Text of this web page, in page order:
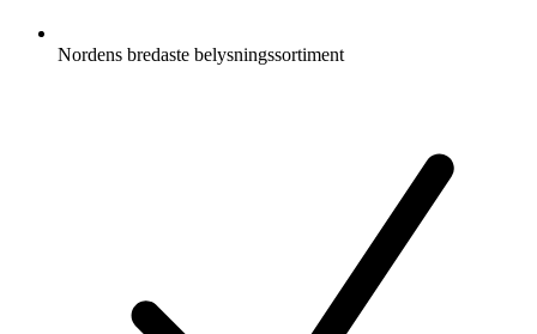
Nordens bredaste belysningssortiment